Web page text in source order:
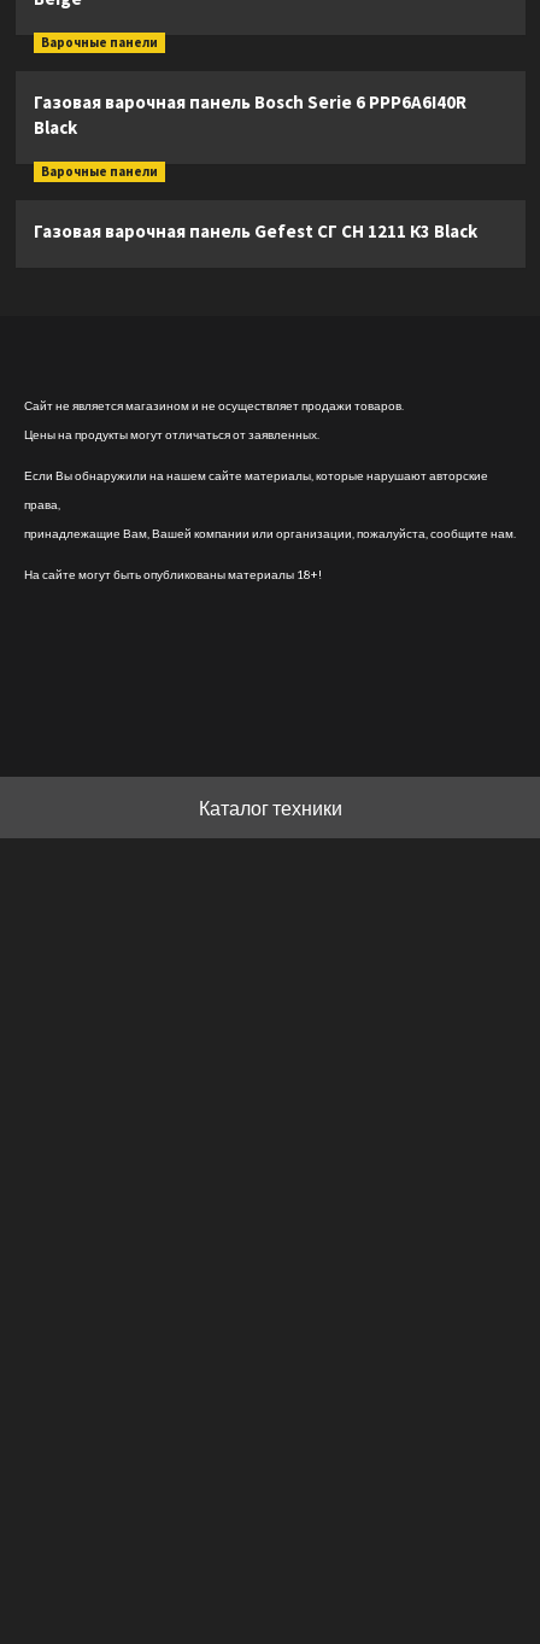
Варочные панели
Газовая варочная панель Bosch Serie 6 PPP6A6I40R
Black
Варочные панели
Газовая варочная панель Gefest СГ СН 1211 К3 Black
Сайт не является магазином и не осуществляет продажи товаров.
Цены на продукты могут отличаться от заявленных.
Если Вы обнаружили на нашем сайте материалы, которые нарушают авторские
права,
принадлежащие Вам, Вашей компании или организации, пожалуйста, сообщите нам.
На сайте могут быть опубликованы материалы 18+!
Каталог техники